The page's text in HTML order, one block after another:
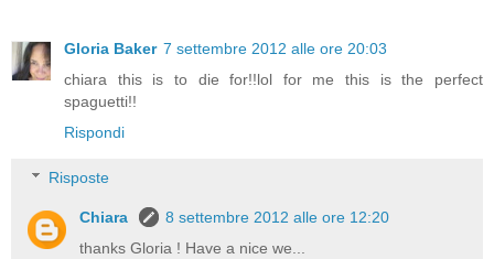
Gloria Baker 7 settembre 2012 alle ore 20:03
chiara this is to die for!!lol for me this is the perfect
spaguetti!!
Rispondi
Risposte
Chiara
8 settembre 2012 alle ore 12:20
thanks Gloria ! Have a nice we...